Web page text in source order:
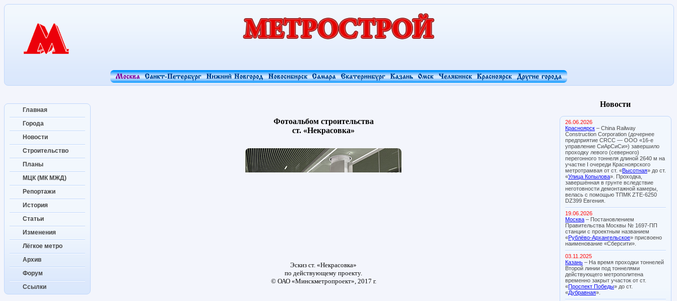
Главная
Города
Новости
Строительство
Планы
МЦК (МК МЖД)
Репортажи
История
Статьи
Изменения
Лёгкое метро
Архив
Форум
Ссылки
Новости
26.06.2026
Красноярск – China Railway
Construction Corporation (дочернее
предприятие CRCC — ООО «16-е
управление СиАрСиСи») завершило
проходку левого (северного)
перегонного тоннеля длиной 2640 м на
участке I очереди Красноярского
метротрамвая от ст. «Высотная» до ст.
«Улица Копылова». Проходка,
завершённая в грунте вследствие
неготовности демонтажной камеры,
велась с помощью ТПМК ZTE-6250
DZ399 Евгения.
19.06.2026
Москва – Постановлением
Правительства Москвы № 1697-ПП
станции с проектным названием
«Рублёво-Архангельское» присвоено
наименование «Сберсити».
03.11.2025
Казань – На время проходки тоннелей
Второй линии под тоннелями
действующего метрополитена
временно закрыт участок от ст.
«Проспект Победы» до ст.
«Дубравная».
Фотоальбом строительства
ст. «Некрасовка»
Эскиз ст. «Некрасовка»
по действующему проекту.
© ОАО «Минскметропроект», 2017 г.